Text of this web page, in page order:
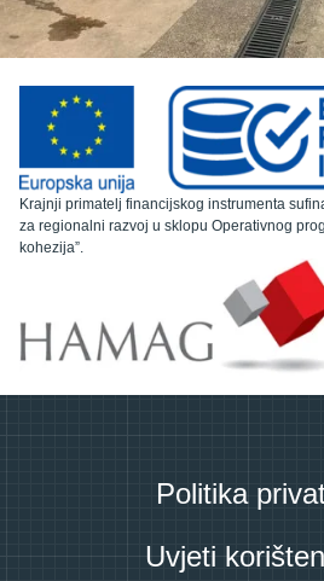
Krajnji primatelj financijskog instrumenta
za regionalni razvoj u sklopu Operativnog
kohezija”.
Politika
Uvjeti